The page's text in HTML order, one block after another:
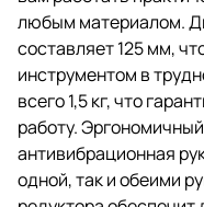
любым материалом.
составляет 125 мм,
инструментом в
всего 1,5 кг, что
работу.
антивибрационная
одной, так и обеими